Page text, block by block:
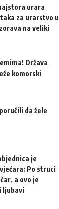
urara
za urarstvo u
na veliki
Država
komorski
da žele
je
Po struci
a ovo je
ljubavi